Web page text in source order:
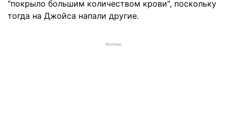
"покрыло большим количеством крови", поскольку
тогда на Джойса напали другие.
РЕКЛАМА